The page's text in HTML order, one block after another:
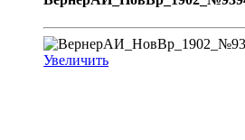
Увеличить